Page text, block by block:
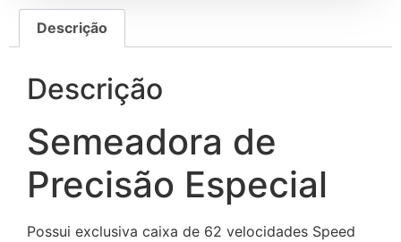
Descrição
Descrição
Semeadora de
Precisão Especial
Possui exclusiva caixa de 62 velocidades Speed